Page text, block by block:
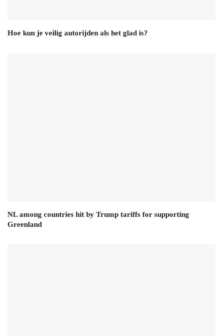
Hoe kun je veilig autorijden als het glad is?
NL among countries hit by Trump tariffs for supporting
Greenland